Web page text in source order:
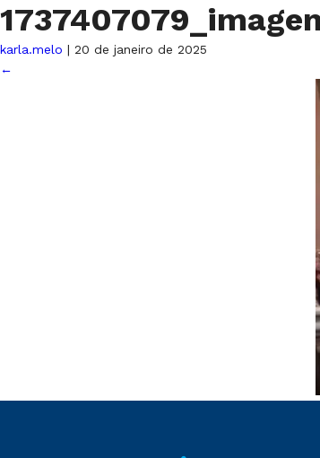
karla.melo | 20 de janeiro de 2025
←